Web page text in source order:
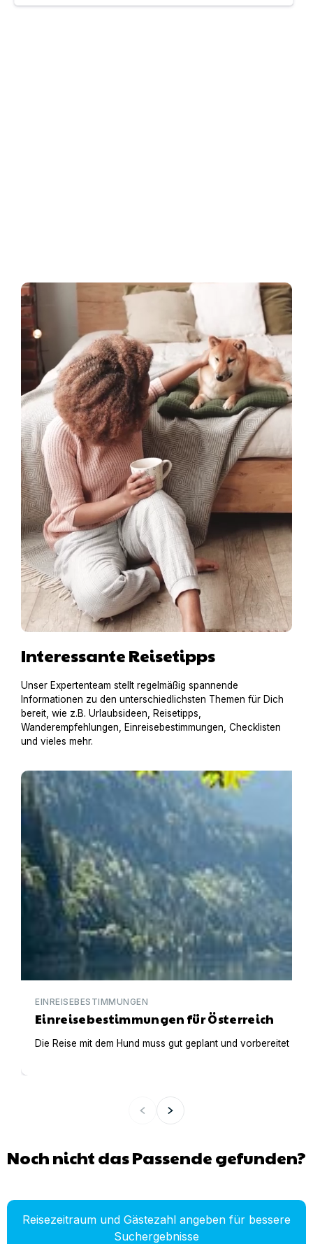
Interessante Reisetipps
Unser Expertenteam stellt regelmäßig spannende
Informationen zu den unterschiedlichsten Themen für Dich
bereit, wie z.B. Urlaubsideen, Reisetipps,
Wanderempfehlungen, Einreisebestimmungen, Checklisten
und vieles mehr.
Einreisebestimmungen für Österreich
EINREISEBESTIMMUNGEN
Einreisebestimmungen für Österreich
Die Reise mit dem Hund muss gut geplant und vorbereitet
Noch nicht das Passende gefunden?
Reisezeitraum und Gästezahl angeben für bessere
Suchergebnisse